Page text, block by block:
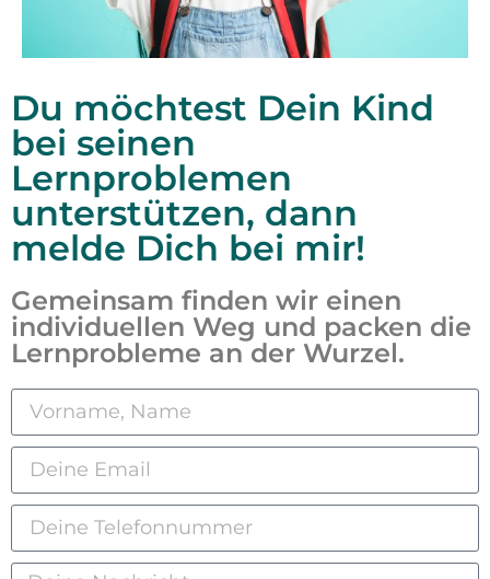
Du möchtest Dein Kind
bei seinen
Lernproblemen
unterstützen, dann
melde Dich bei mir!
Gemeinsam finden wir einen
individuellen Weg und packen die
Lernprobleme an der Wurzel.